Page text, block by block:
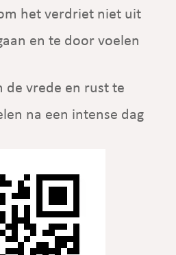
het verdriet niet uit
en te door voelen
de vrede en rust te
na een intense dag